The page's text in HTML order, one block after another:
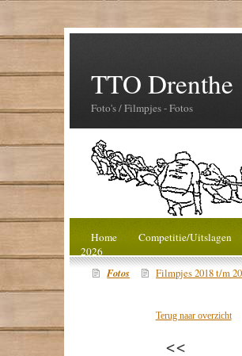
TTO Drenthe
Foto's / Filmpjes - Fotos
Home Competitie/Uitslagen
2026
Fotos
Filmpjes 2018 t/m
Terug naar overzicht